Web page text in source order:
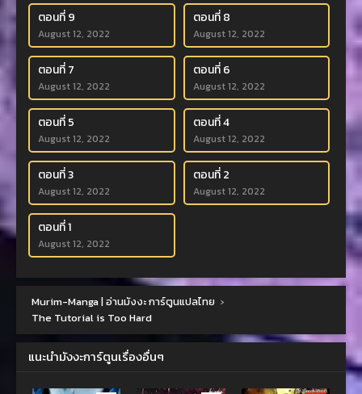
ตอนที่ 9
August 12, 2022
ตอนที่ 8
August 12, 2022
ตอนที่ 7
August 12, 2022
ตอนที่ 6
August 12, 2022
ตอนที่ 5
August 12, 2022
ตอนที่ 4
August 12, 2022
ตอนที่ 3
August 12, 2022
ตอนที่ 2
August 12, 2022
ตอนที่ 1
August 12, 2022
Murim-Manga | อ่านมังงะ การ์ตูนแปลไทย ›
The Tutorial is Too Hard
แนะนำมังงะการ์ตูนเรื่องอื่นๆ